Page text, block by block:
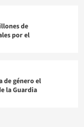
de
por el
de género el
la Guardia